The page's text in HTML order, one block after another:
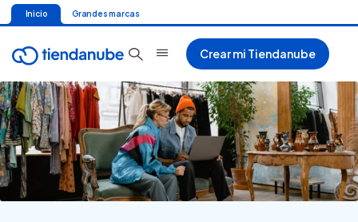
Inicio Grandes marcas
Crear mi Tiendanube